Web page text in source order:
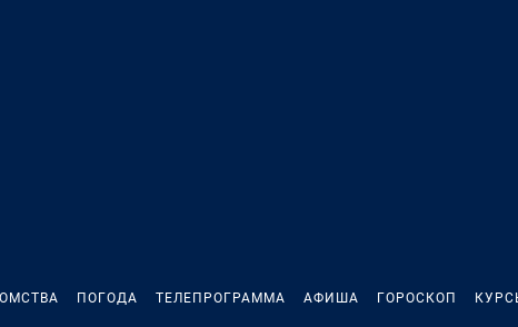
ПОГОДА ТЕЛЕПРОГРАММА АФИША ГОРОСКОП